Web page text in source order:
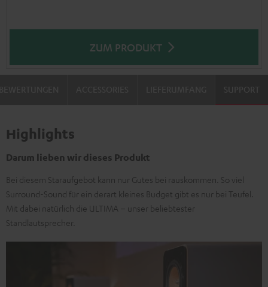
ZUM PRODUKT
SUPPORT
Highlights
Darum lieben wir dieses Produkt
Bei diesem Staraufgebot kann nur Gutes bei rauskommen. So viel
Surround-Sound für ein derart kleines Budget gibt es nur bei Teufel.
Mit dabei natürlich die ULTIMA – unser beliebtester
Standlautsprecher.